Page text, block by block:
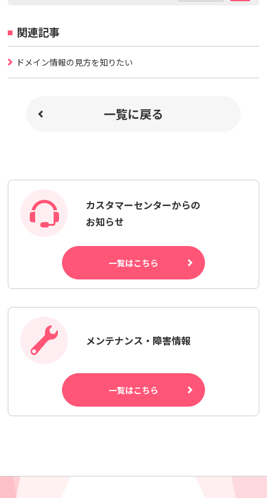
関連記事
ドメイン情報の見方を知りたい
一覧に戻る
カスタマーセンターからの
お知らせ
一覧はこちら
メンテナンス・障害情報
一覧はこちら